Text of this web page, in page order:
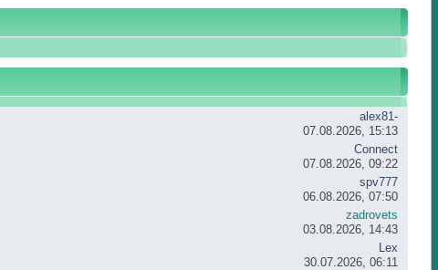
alex81-
07.08.2026, 15:13
Connect
07.08.2026, 09:22
spv777
06.08.2026, 07:50
zadrovets
03.08.2026, 14:43
Lex
30.07.2026, 06:11